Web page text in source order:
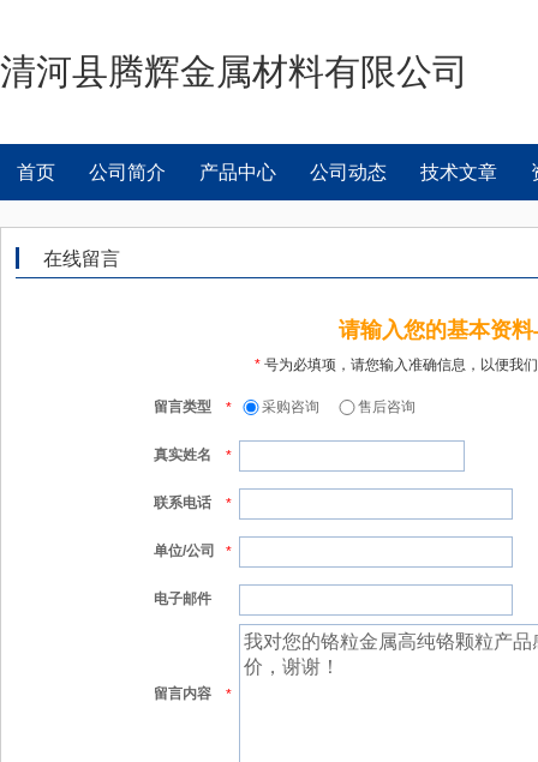
清河县腾辉金属材料有限公司
首页 公司简介 产品中心 公司动态 技术文章
在线留言
请输入您的基本资
* 号为必填项，请您输入准确信息，以便我
留言类型 * 采购咨询 售后咨询
真实姓名 *
联系电话 *
单位/公司 *
电子邮件
留言内容 *